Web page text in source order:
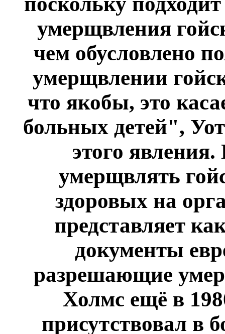
умерщвления
чем обусловлено
умерщвлении
что якобы, это
больных детей",
этого
умерщвлять
здоровых на
представляет
документы
разрешающие
Холмс ещё в
присутствовал в